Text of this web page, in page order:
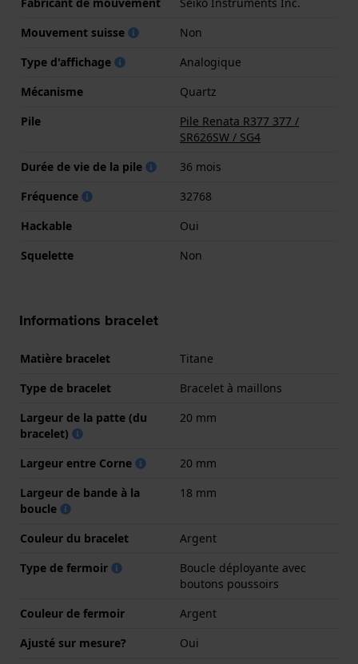
Fabricant de mouvement
Seiko Instruments Inc.
Mouvement suisse
Non
Type d'affichage
Analogique
Mécanisme
Quartz
Pile
Pile Renata R377 377 /
SR626SW / SG4
Durée de vie de la pile
36 mois
Fréquence
32768
Hackable
Oui
Squelette
Non
Informations bracelet
Matière bracelet
Titane
Type de bracelet
Bracelet à maillons
Largeur de la patte (du
bracelet)
20 mm
Largeur entre Corne
20 mm
Largeur de bande à la
boucle
18 mm
Couleur du bracelet
Argent
Type de fermoir
Boucle déployante avec
boutons poussoirs
Couleur de fermoir
Argent
Ajusté sur mesure?
Oui